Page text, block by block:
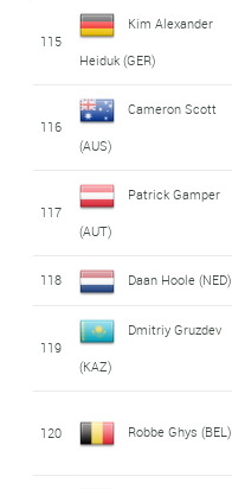
115
Kim Alexander
Heiduk (GER)
116
Cameron Scott
(AUS)
117
Patrick Gamper
(AUT)
118 Daan Hoole (NED)
119
Dmitriy Gruzdev
(KAZ)
120 Robbe Ghys (BEL)